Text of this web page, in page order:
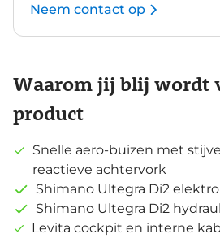
Neem contact op
Waarom jij blij wordt
product
Snelle aero-buizen met
reactieve achtervork
Shimano Ultegra Di2
Shimano Ultegra Di2
Levita cockpit en interne